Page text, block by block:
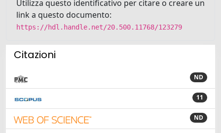
Utilizza questo identificativo per citare o creare un
link a questo documento:
https://hdl.handle.net/20.500.11768/123279
Citazioni
ND
11
ND